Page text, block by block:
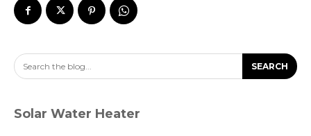
Search the blog... SEARCH
Solar Water Heater